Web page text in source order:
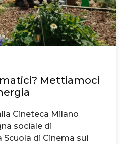
Mettiamoci
Cineteca Milano
sociale di
di Cinema sui